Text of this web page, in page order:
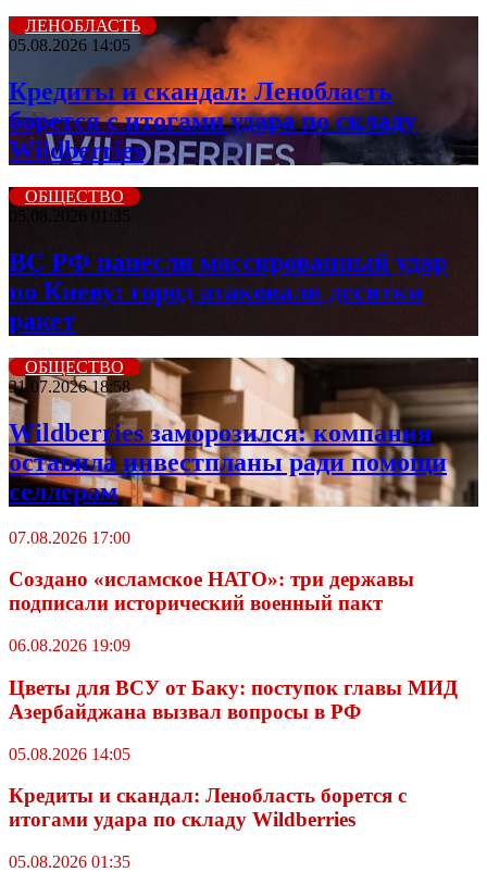
ЛЕНОБЛАСТЬ
05.08.2026 14:05
Кредиты и скандал: Ленобласть
борется с итогами удара по складу
Wildberries
ОБЩЕСТВО
05.08.2026 01:35
ВС РФ нанесли массированный удар
по Киеву: город атаковали десятки
ракет
ОБЩЕСТВО
31.07.2026 18:58
Wildberriеs заморозился: компания
оставила инвестпланы ради помощи
селлерам
07.08.2026 17:00
Создано «исламское НАТО»: три державы
подписали исторический военный пакт
06.08.2026 19:09
Цветы для ВСУ от Баку: поступок главы МИД
Азербайджана вызвал вопросы в РФ
05.08.2026 14:05
Кредиты и скандал: Ленобласть борется с
итогами удара по складу Wildberries
05.08.2026 01:35